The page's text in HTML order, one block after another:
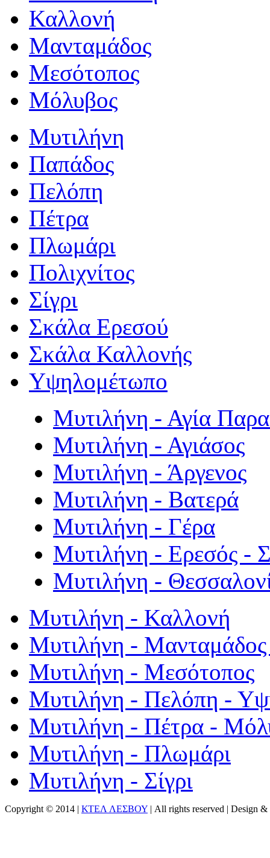
Καλλονή
Μανταμάδος
Μεσότοπος
Μόλυβος
Μυτιλήνη
Παπάδος
Πελόπη
Πέτρα
Πλωμάρι
Πολιχνίτος
Σίγρι
Σκάλα Ερεσού
Σκάλα Καλλονής
Υψηλομέτωπο
Μυτιλήνη - Αγία
Μυτιλήνη - Αγιάσος
Μυτιλήνη - Άργενος
Μυτιλήνη - Βατερά
Μυτιλήνη - Γέρα
Μυτιλήνη - Ερεσός -
Μυτιλήνη -
Μυτιλήνη - Καλλονή
Μυτιλήνη - Μανταμάδος
Μυτιλήνη - Μεσότοπος
Μυτιλήνη - Πελόπη -
Μυτιλήνη - Πέτρα -
Μυτιλήνη - Πλωμάρι
Μυτιλήνη - Σίγρι
Copyright © 2014 | ΚΤΕΛ ΛΕΣΒΟΥ | All rights reserved | Design &